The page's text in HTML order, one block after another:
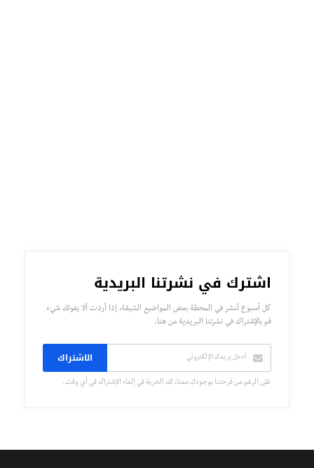
اشترك في نشرتنا البريدية
كل أسبوع تُنشر في المحطة بعض المواضيع الشيقة، إذا أردت ألا يفوتك شيء
قم بالإشتراك في نشرتنا البريدية من هنا.
الاشتراك
على الرغم من فرحتنا بوجودك معنا، لك الحرية في إلغاء الإشتراك في أي وقت.